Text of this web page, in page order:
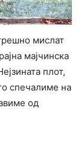
мислат
мајчинска
плот,
спечалиме на
од